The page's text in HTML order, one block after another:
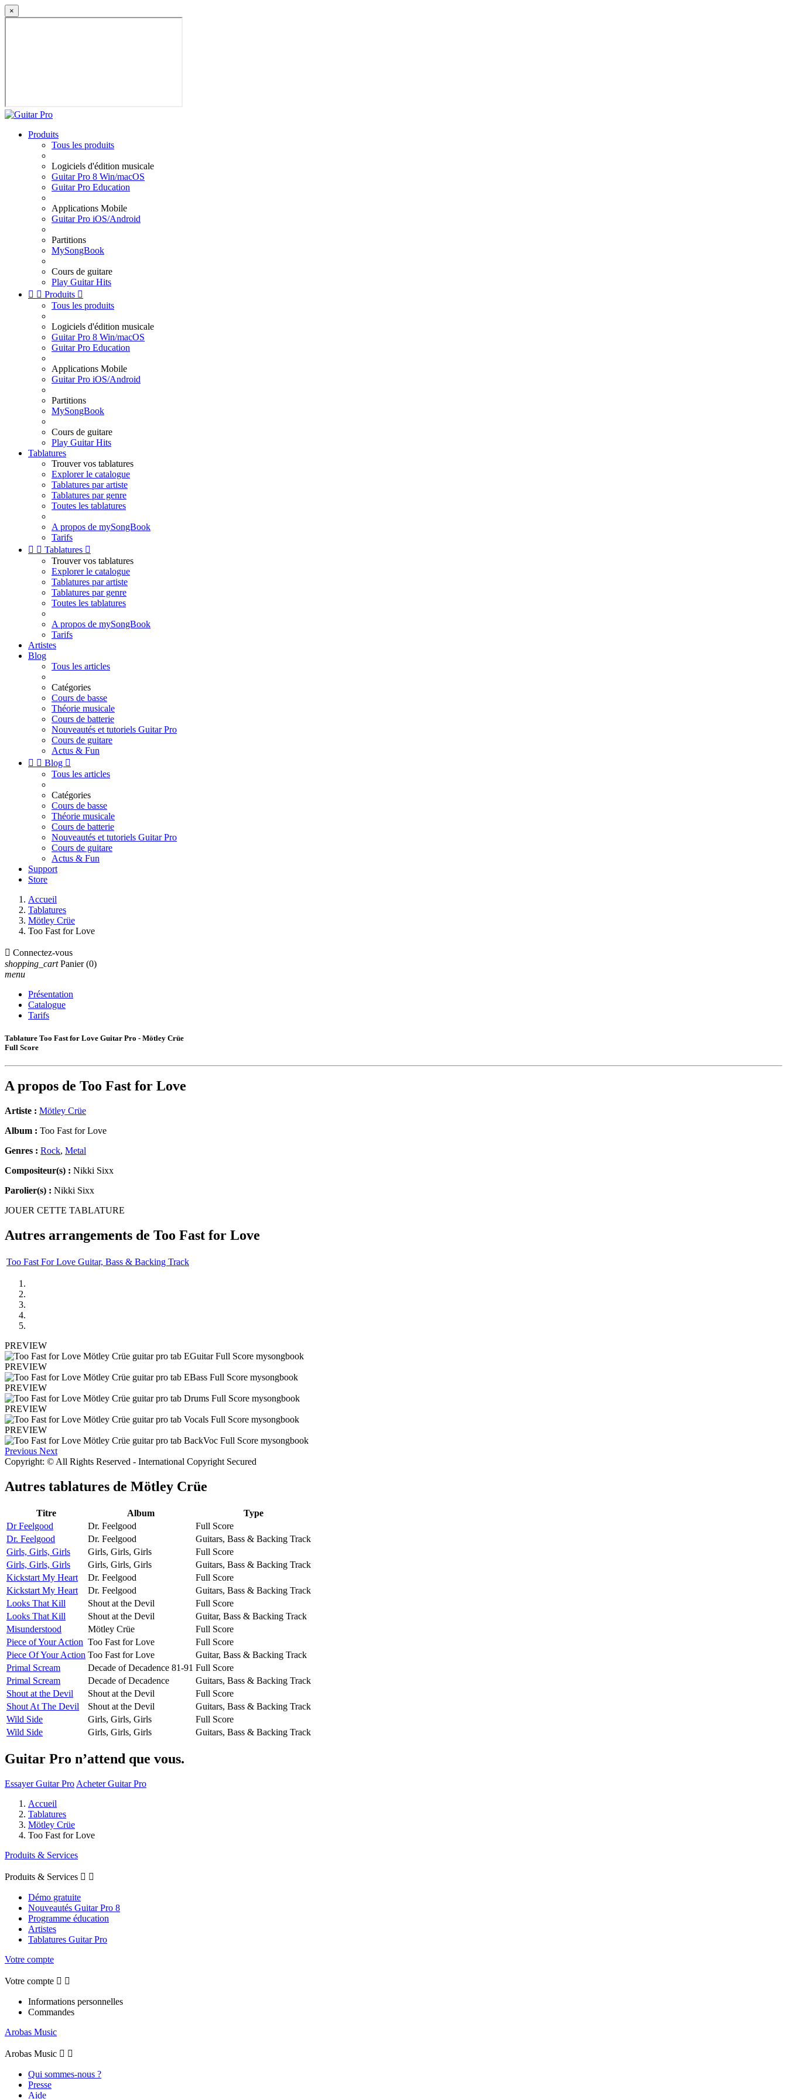
×
Produits
Tous les produits
Logiciels d'édition musicale
Guitar Pro 8 Win/macOS
Guitar Pro Education
Applications Mobile
Guitar Pro iOS/Android
Partitions
MySongBook
Cours de guitare
Play Guitar Hits
  Produits 
Tous les produits
Logiciels d'édition musicale
Guitar Pro 8 Win/macOS
Guitar Pro Education
Applications Mobile
Guitar Pro iOS/Android
Partitions
MySongBook
Cours de guitare
Play Guitar Hits
Tablatures
Trouver vos tablatures
Explorer le catalogue
Tablatures par artiste
Tablatures par genre
Toutes les tablatures
A propos de mySongBook
Tarifs
  Tablatures 
Trouver vos tablatures
Explorer le catalogue
Tablatures par artiste
Tablatures par genre
Toutes les tablatures
A propos de mySongBook
Tarifs
Artistes
Blog
Tous les articles
Catégories
Cours de basse
Théorie musicale
Cours de batterie
Nouveautés et tutoriels Guitar Pro
Cours de guitare
Actus & Fun
  Blog 
Tous les articles
Catégories
Cours de basse
Théorie musicale
Cours de batterie
Nouveautés et tutoriels Guitar Pro
Cours de guitare
Actus & Fun
Support
Store
Accueil
Tablatures
Mötley Crüe
Too Fast for Love
 Connectez-vous
shopping_cart Panier (0)
menu
Présentation
Catalogue
Tarifs
Tablature Too Fast for Love Guitar Pro - Mötley Crüe
Full Score
A propos de Too Fast for Love
Artiste : Mötley Crüe
Album : Too Fast for Love
Genres : Rock, Metal
Compositeur(s) : Nikki Sixx
Parolier(s) : Nikki Sixx
JOUER CETTE TABLATURE
Autres arrangements de Too Fast for Love
Too Fast For Love Guitar, Bass & Backing Track
PREVIEW
PREVIEW
PREVIEW
PREVIEW
PREVIEW
Previous Next
Copyright: © All Rights Reserved - International Copyright Secured
Autres tablatures de Mötley Crüe
Titre Album
Type
Dr Feelgood
Dr. Feelgood
Full Score
Dr. Feelgood
Dr. Feelgood
Guitars, Bass & Backing Track
Girls, Girls, Girls
Girls, Girls, Girls
Full Score
Girls, Girls, Girls
Girls, Girls, Girls
Guitars, Bass & Backing Track
Kickstart My Heart
Dr. Feelgood
Full Score
Kickstart My Heart
Dr. Feelgood
Guitars, Bass & Backing Track
Looks That Kill
Shout at the Devil
Full Score
Looks That Kill
Shout at the Devil
Guitar, Bass & Backing Track
Misunderstood
Mötley Crüe
Full Score
Piece of Your Action Too Fast for Love
Full Score
Piece Of Your Action Too Fast for Love
Guitar, Bass & Backing Track
Primal Scream
Decade of Decadence 81-91 Full Score
Primal Scream
Decade of Decadence
Guitars, Bass & Backing Track
Shout at the Devil
Shout at the Devil
Full Score
Shout At The Devil
Shout at the Devil
Guitars, Bass & Backing Track
Wild Side
Girls, Girls, Girls
Full Score
Wild Side
Girls, Girls, Girls Guitars, Bass & Backing Track
Guitar Pro n’attend que vous.
Essayer Guitar Pro Acheter Guitar Pro
Accueil
Tablatures
Mötley Crüe
Too Fast for Love
Produits & Services
Produits & Services  
Démo gratuite
Nouveautés Guitar Pro 8
Programme éducation
Artistes
Tablatures Guitar Pro
Votre compte
Votre compte  
Informations personnelles
Commandes
Arobas Music
Arobas Music  
Qui sommes-nous ?
Presse
Aide